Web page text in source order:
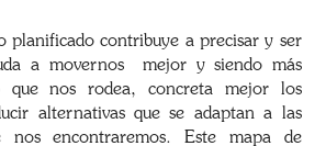
planificado contribuye a precisar y ser
a movernos mejor y siendo más
que nos rodea, concreta mejor los
alternativas que se adaptan a las
nos encontraremos. Este mapa de